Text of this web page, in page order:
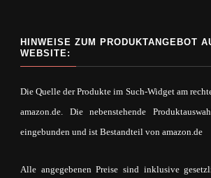
HINWEISE ZUM PRODUKTANGEBOT
WEBSITE:
Die Quelle der Produkte im Such-Widget am
amazon.de. Die nebenstehende
eingebunden und ist Bestandteil von amazon.de
Alle angegebenen Preise sind inklusive